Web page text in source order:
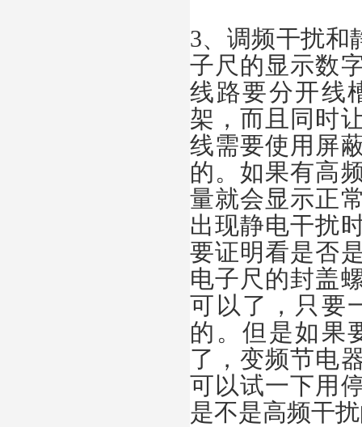
3、调频干扰和
子尺的显示数
线路要分开线
架，而且同时
线需要使用屏
的。如果有高
量就会显示正
出现静电干扰
要证明看是否
电子尺的封盖
可以了，只要
的。但是如果
了，变频节电
可以试一下用
是不是高频干